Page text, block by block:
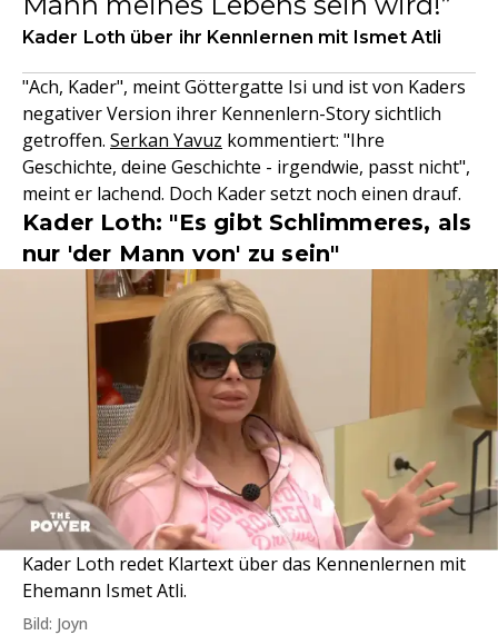
Kader Loth über ihr Kennlernen mit Ismet Atli
"Ach, Kader", meint Göttergatte Isi und ist von Kaders
negativer Version ihrer Kennenlern-Story sichtlich
getroffen. Serkan Yavuz kommentiert: "Ihre
Geschichte, deine Geschichte - irgendwie, passt nicht",
meint er lachend. Doch Kader setzt noch einen drauf.
Kader Loth: "Es gibt Schlimmeres, als
nur 'der Mann von' zu sein"
Kader Loth redet Klartext über das Kennenlernen mit
Ehemann Ismet Atli.
Bild: Joyn